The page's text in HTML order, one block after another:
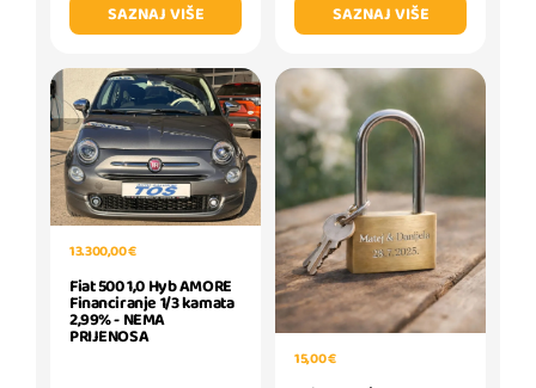
SAZNAJ VIŠE
SAZNAJ VIŠE
13.300,00 €
Fiat 500 1,0 Hyb AMORE
Financiranje 1/3 kamata
2,99% - NEMA
PRIJENOSA
15,00 €